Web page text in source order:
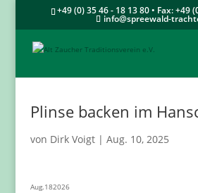
+49 (0) 35 46 - 18 13 80 • Fax: +49
info@spreewald-
Plinse backen im
von Dirk Voigt| Aug. 10, 2025
Aug.182026